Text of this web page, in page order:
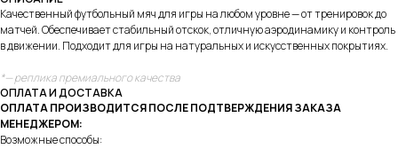
Качественный футбольный мяч для игры на любом уровне — от тренировок до
матчей. Обеспечивает стабильный отскок, отличную аэродинамику и контроль
в движении. Подходит для игры на натуральных и искусственных покрытиях.
*— реплика премиального качества
ОПЛАТА И ДОСТАВКА
ОПЛАТА ПРОИЗВОДИТСЯ ПОСЛЕ ПОДТВЕРЖДЕНИЯ ЗАКАЗА
МЕНЕДЖЕРОМ:
Возможные способы: